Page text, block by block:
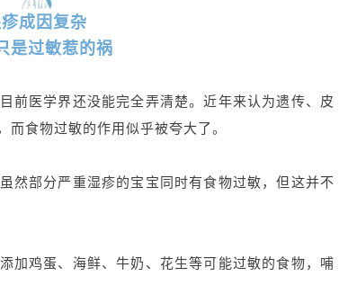
成因复杂
是过敏惹的祸
前医学界还没能完全弄清楚。近年来认为遗传、皮
食物过敏的作用似乎被夸大了。
虽然部分严重湿疹的宝宝同时有食物过敏，但这并不
加鸡蛋、海鲜、牛奶、花生等可能过敏的食物，哺